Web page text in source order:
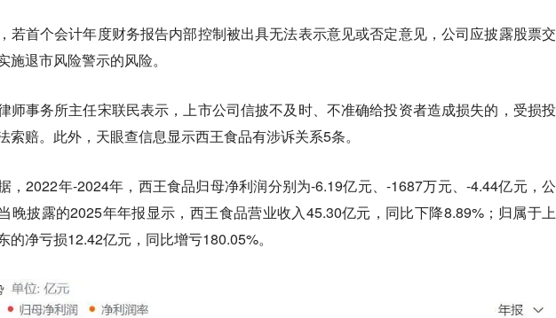
若首个会计年度财务报告内部控制被出具无法表示意见或否定意见，公司应披露股票交
施退市风险警示的风险。
师事务所主任宋联民表示，上市公司信披不及时、不准确给投资者造成损失的，受损投
索赔。此外，天眼查信息显示西王食品有涉诉关系5条。
，2022年-2024年，西王食品归母净利润分别为-6.19亿元、-1687万元、-4.44亿元，公
晚披露的2025年年报显示，西王食品营业收入45.30亿元，同比下降8.89%；归属于上
的净亏损12.42亿元，同比增亏180.05%。